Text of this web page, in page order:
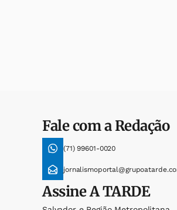
Fale com a Redação
(71) 99601-0020
AssineA TARDE